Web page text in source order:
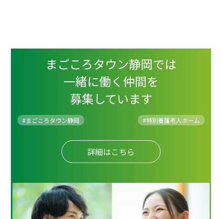
まごころタウン静岡では
一緒に働く仲間を
募集しています
#まごころタウン静岡 #特別養護老人ホーム
詳細はこちら